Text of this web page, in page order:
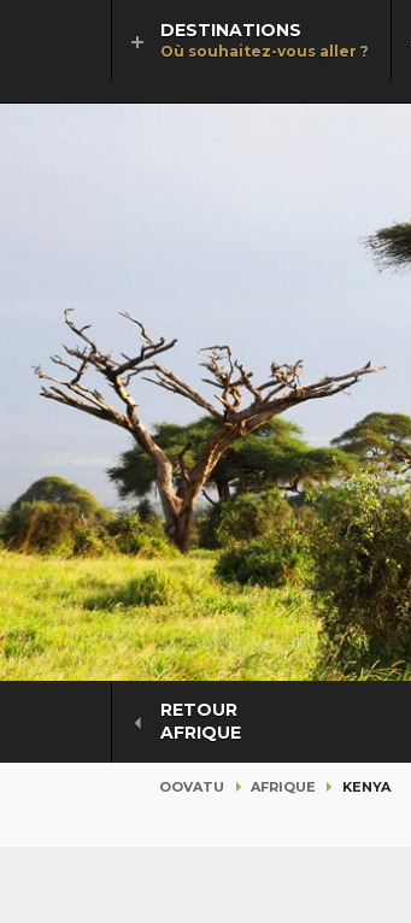
DESTINATIONS
Où souhaitez-vous aller ?
RETOUR
AFRIQUE
OOVATU AFRIQUE KENYA